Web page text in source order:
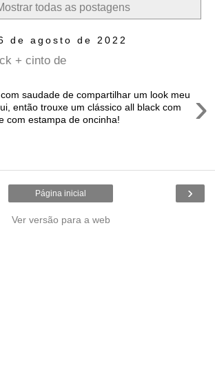
todas as postagens
de agosto de 2022
+ cinto de
›
saudade de compartilhar um look meu
então trouxe um clássico all black com
com estampa de oncinha!
›
Página inicial
Ver versão para a web